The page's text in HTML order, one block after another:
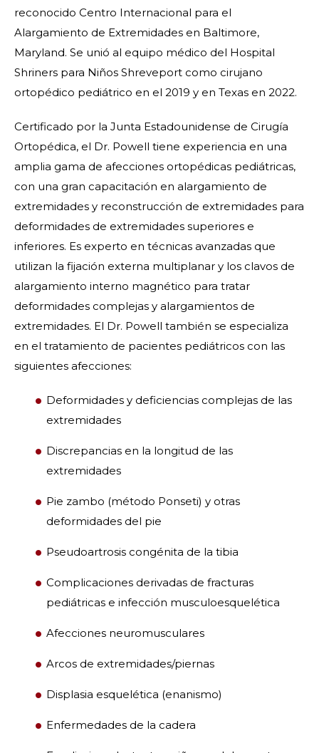
reconocido Centro Internacional para el
Alargamiento de Extremidades en Baltimore,
Maryland. Se unió al equipo médico del Hospital
Shriners para Niños Shreveport como cirujano
ortopédico pediátrico en el 2019 y en Texas en 2022.
Certificado por la Junta Estadounidense de Cirugía
Ortopédica, el Dr. Powell tiene experiencia en una
amplia gama de afecciones ortopédicas pediátricas,
con una gran capacitación en alargamiento de
extremidades y reconstrucción de extremidades para
deformidades de extremidades superiores e
inferiores. Es experto en técnicas avanzadas que
utilizan la fijación externa multiplanar y los clavos de
alargamiento interno magnético para tratar
deformidades complejas y alargamientos de
extremidades. El Dr. Powell también se especializa
en el tratamiento de pacientes pediátricos con las
siguientes afecciones:
Deformidades y deficiencias complejas de las
extremidades
Discrepancias en la longitud de las
extremidades
Pie zambo (método Ponseti) y otras
deformidades del pie
Pseudoartrosis congénita de la tibia
Complicaciones derivadas de fracturas
pediátricas e infección musculoesquelética
Afecciones neuromusculares
Arcos de extremidades/piernas
Displasia esquelética (enanismo)
Enfermedades de la cadera